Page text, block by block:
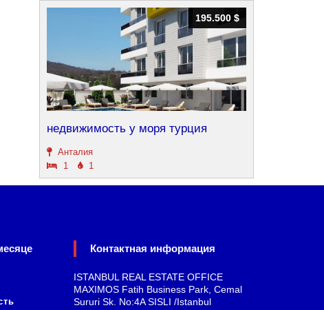
недвижимость у моря турция
Анталия
1
1
195.500 $
195.500 $
Контактная информация
ISTANBUL REAL ESTATE OFFICE
MAXIMOS Fatih Business Park, Cemal
Sururi Sk. No:4A SISLI /Istanbul